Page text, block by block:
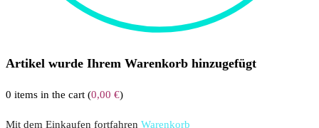
Artikel wurde Ihrem Warenkorb hinzugefügt
0 items in the cart (0,00 €)
Mit dem Einkaufen fortfahren Warenkorb